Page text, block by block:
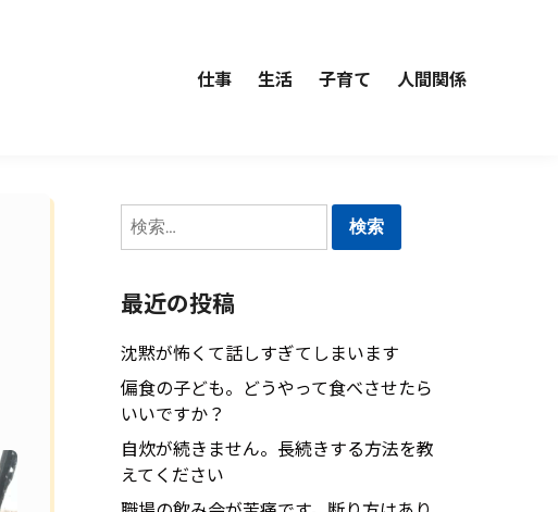
仕事 生活 子育て 人間関係
検
索:
最近の投稿
沈黙が怖くて話しすぎてしまいます
偏食の子ども。どうやって食べさせたら
いいですか？
自炊が続きません。長続きする方法を教
えてください